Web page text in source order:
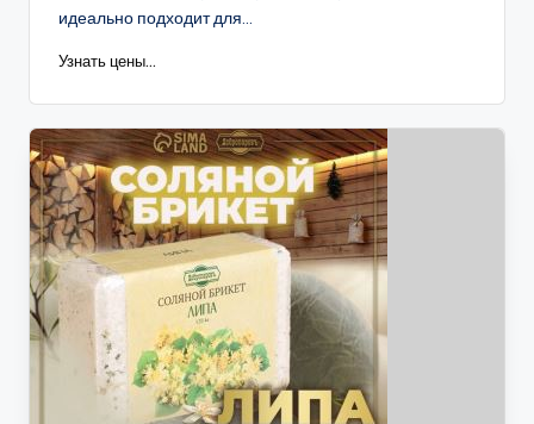
идеально подходит для...
Узнать цены...